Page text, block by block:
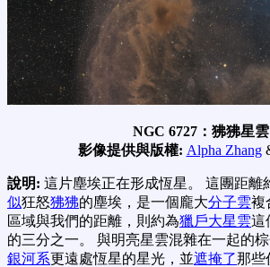
NGC 6727：狒狒星雲
影像提供與版權: Alpha Zhang
說明: 這片塵埃正在形成恆星。 這團距離
似狂怒狒狒的塵埃，是一個龐大分子雲複
區域與我們的距離，則約為獵戶大星雲這
的三分之一。 與明亮星雲混雜在一起的
銀河系更遠處恆星的星光，並遮掩了那些